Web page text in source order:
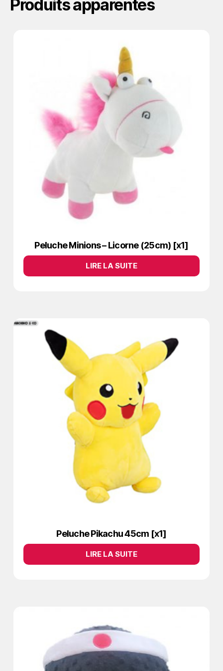
Produits apparentés
Peluche Minions – Licorne (25cm) [x1]
LIRE LA SUITE
Peluche Pikachu 45cm [x1]
LIRE LA SUITE